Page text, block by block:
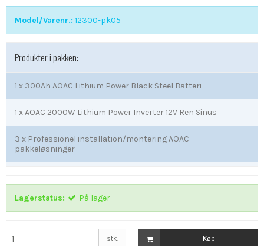
Model/Varenr.: 12300-pk05
Produkter i pakken:
1 x 300Ah AOAC Lithium Power Black Steel Batteri
1 xAOAC 2000W Lithium Power Inverter 12V Ren Sinus
3 x Professionel installation/montering AOAC
pakkeløsninger
Lagerstatus: På lager
stk. Køb